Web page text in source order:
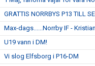
GRATTIS NORRBYS P13 TILL
Max-dags......Norrby IF -
U19 vann i DM!
Vi slog Elfsborg i P16-DM